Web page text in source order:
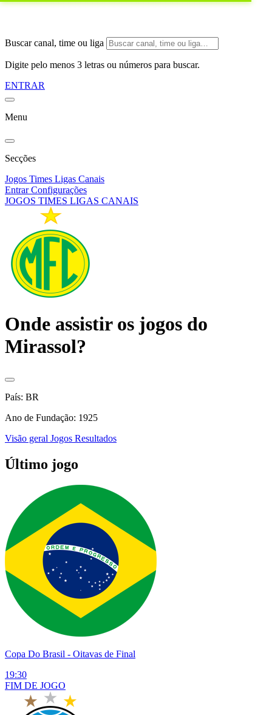
Buscar canal, time ou liga
Digite pelo menos 3 letras ou números para buscar.
ENTRAR
Menu
Secções
Jogos Times Ligas Canais
EntrarConfigurações
JOGOS TIMES LIGAS CANAIS
Onde assistir os jogos do
Mirassol?
País: BR
Ano de Fundação: 1925
Visão geral Jogos Resultados
Último jogo
Copa Do Brasil - Oitavas de Final
19:30
FIM DE JOGO